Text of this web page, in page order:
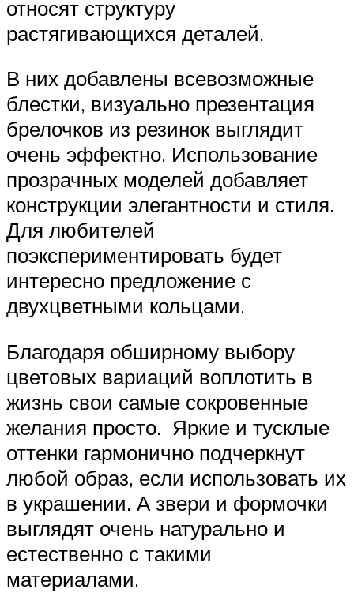
относят структуру
растягивающихся деталей.
В них добавлены всевозможные
блестки, визуально презентация
брелочков из резинок выглядит
очень эффектно. Использование
прозрачных моделей добавляет
конструкции элегантности и стиля.
Для любителей
поэкспериментировать будет
интересно предложение с
двухцветными кольцами.
Благодаря обширному выбору
цветовых вариаций воплотить в
жизнь свои самые сокровенные
желания просто. Яркие и тусклые
оттенки гармонично подчеркнут
любой образ, если использовать их
в украшении. А звери и формочки
выглядят очень натурально и
естественно с такими
материалами.